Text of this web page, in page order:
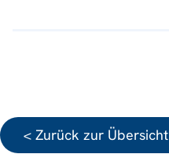
< Zurück zur Übersicht